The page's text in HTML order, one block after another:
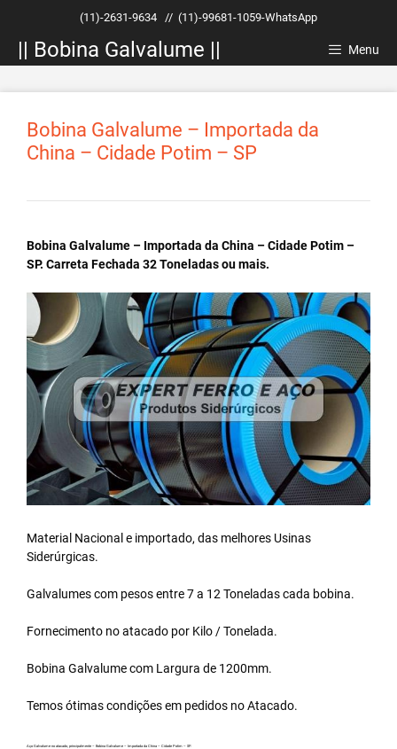
conteúdo
(11)-2631-9634 // (11)-99681-1059-WhatsApp
|| Bobina Galvalume || Menu
Bobina Galvalume – Importada da
China – Cidade Potim – SP
Bobina Galvalume – Importada da China – Cidade Potim –
SP. Carreta Fechada 32 Toneladas ou mais.
Material Nacional e importado, das melhores Usinas
Siderúrgicas.
Galvalumes com pesos entre 7 a 12 Toneladas cada bobina.
Fornecimento no atacado por Kilo / Tonelada.
Bobina Galvalumecom Largura de 1200mm.
Temos ótimas condições em pedidos no Atacado.
Aço Galvalume no atacado, principalmente – Bobina Galvalume – Importada da China – Cidade Potim – SP.